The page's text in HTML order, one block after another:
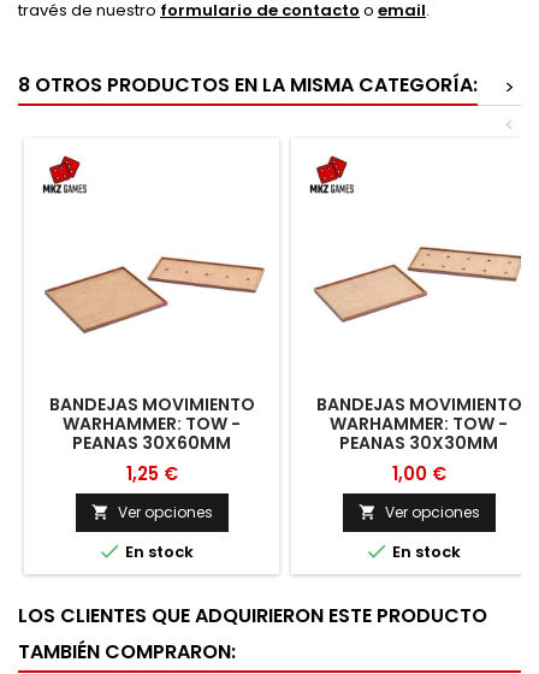
través de nuestro formulario de contacto o email.
8 OTROS PRODUCTOS EN LA MISMA CATEGORÍA:
>
<
BANDEJAS MOVIMIENTO
WARHAMMER: TOW -
PEANAS 30X60MM
1,25 €
 Ver opciones
 En stock
BANDEJAS MOVIMIENTO
WARHAMMER: TOW -
PEANAS 30X30MM
1,00 €
 Ver opciones
 En stock
LOS CLIENTES QUE ADQUIRIERON ESTE PRODUCTO
TAMBIÉN COMPRARON: